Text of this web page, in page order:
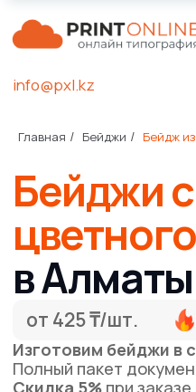
Главная / Бейджи / Бейдж
Бейджи с
цветного
в Алматы
от 425 ₸/шт.
Изготовим бейджи в срок по
Полный пакет документов, ЭЦП,
Скидка 5%при заказе на сайте
Бесплатная доставкапри
Получить расчёт
Написать